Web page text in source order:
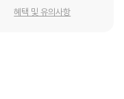
역을 제외하면 이것으로 플
로타고라스-소피스트들과
년), 이온/크라튈로스』(2
혜택 및 유의사항